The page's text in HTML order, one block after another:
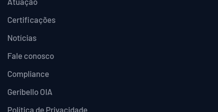
Certificações
Notícias
Fale conosco
Compliance
Geribello OIA
Política de Privacidade